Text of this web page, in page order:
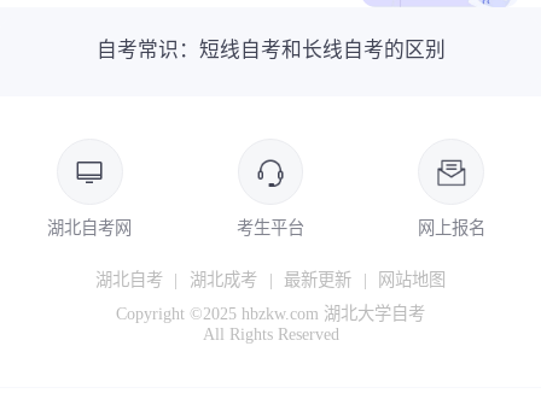
自考常识：短线自考和长线自考的区别
湖北自考网 考生平台 网上报名
湖北自考 | 湖北成考 | 最新更新 |
网站地图
Copyright ©2025 hbzkw.com 湖北大学自考
All Rights Reserved